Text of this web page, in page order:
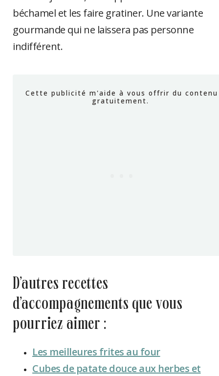
béchamel et les faire gratiner. Une variante
gourmande qui ne laissera pas personne
indifférent.
d’autres recettes
d’accompagnements que vous
pourriez aimer :
Les meilleures frites au four
Cubes de patate douce aux herbes et